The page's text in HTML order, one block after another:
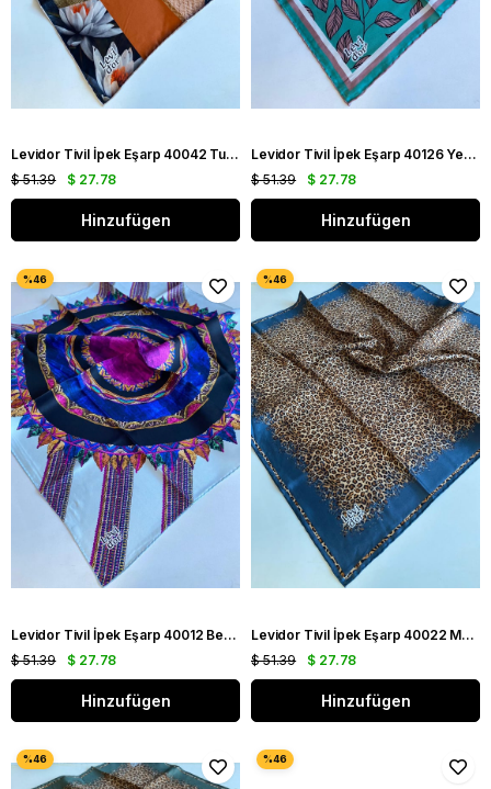
Levidor Tivil İpek Eşarp 40042 Turuncu Karışık Desen
$ 27.78
$ 51.39
Hinzufügen
Levidor Tivil İpek Eşarp 40126 Yeşil Karışık Desen
$ 27.78
$ 51.39
Hinzufügen
Levidor Tivil İpek Eşarp 40012 Beyaz Karışık Desen
$ 27.78
$ 51.39
Hinzufügen
Levidor Tivil İpek Eşarp 40022 Mavi Karışık Desen
$ 27.78
$ 51.39
Hinzufügen